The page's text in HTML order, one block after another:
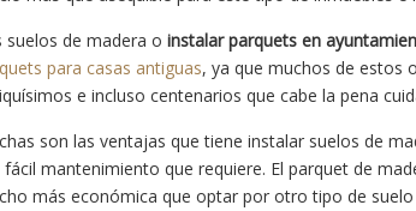
suelos de madera o instalar parquets en
para casas antiguas, ya que muchos de estos
e incluso centenarios que cabe la pena
son las ventajas que tiene instalar suelos de
fácil mantenimiento que requiere. El parquet de
más económica que optar por otro tipo de